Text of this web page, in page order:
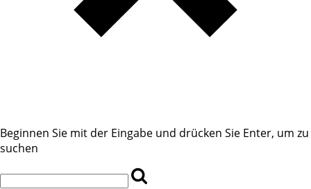
Beginnen Sie mit der Eingabe und drücken Sie Enter, um zu
suchen